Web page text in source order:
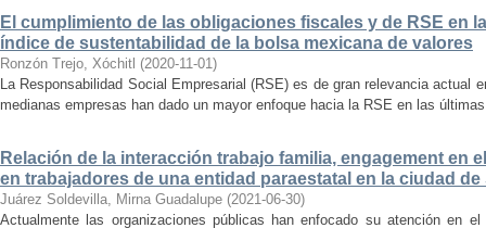
El cumplimiento de las obligaciones fiscales y de RSE en
índice de sustentabilidad de la bolsa mexicana de valores
Ronzón Trejo, Xóchitl (2020-11-01)
La Responsabilidad Social Empresarial (RSE) es de gran relevancia actual
medianas empresas han dado un mayor enfoque hacia la RSE en las
Relación de la interacción trabajo familia, engagement en
en trabajadores de una entidad paraestatal en la ciudad
Juárez Soldevilla, Mirna Guadalupe (2021-06-30)
Actualmente las organizaciones públicas han enfocado su atención en